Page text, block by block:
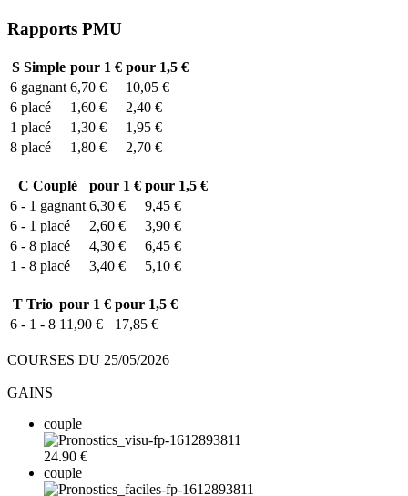
Rapports PMU
SSimple pour 1 € pour 1,5 €
6 gagnant 6,70 €
10,05 €
6 placé 1,60 €
2,40 €
1 placé 1,30 €
1,95 €
8 placé 1,80 € 2,70 €
C Couplé pour 1 € pour 1,5 €
6 - 1 gagnant 6,30 €
9,45 €
6 - 1 placé 2,60 €
3,90 €
6 - 8 placé 4,30 €
6,45 €
1 - 8 placé 3,40 € 5,10 €
T Trio pour 1 € pour 1,5 €
6 - 1 - 8 11,90 € 17,85 €
COURSES DU 25/05/2026
GAINS
couple
24.90 €
couple